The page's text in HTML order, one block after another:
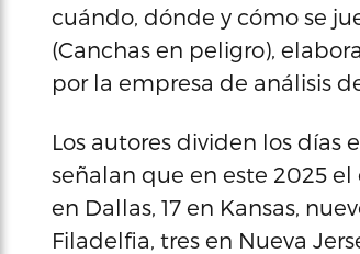
cuándo, dónde y cómo se
(Canchas en peligro),
por la empresa de análisis
Los autores dividen los días
señalan que en este 2025 el
en Dallas, 17 en Kansas,
Filadelfia, tres en Nueva